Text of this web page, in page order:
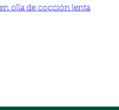
olla de cocción lenta